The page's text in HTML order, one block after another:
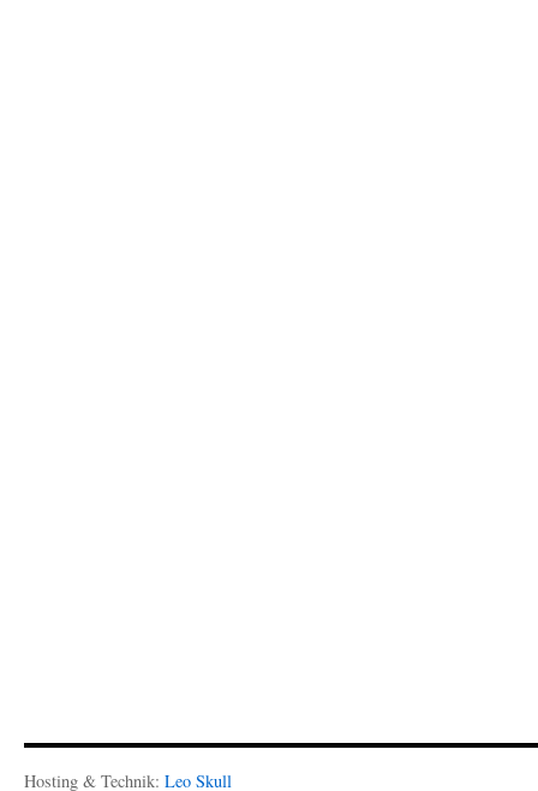
Hosting & Technik: Leo Skull